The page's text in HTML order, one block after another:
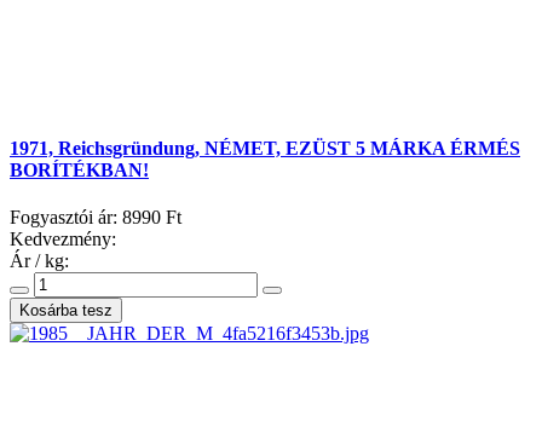
1971, Reichsgründung, NÉMET, EZÜST 5 MÁRKA ÉRMÉS
BORÍTÉKBAN!
Fogyasztói ár: 8990 Ft
Kedvezmény:
Ár / kg: